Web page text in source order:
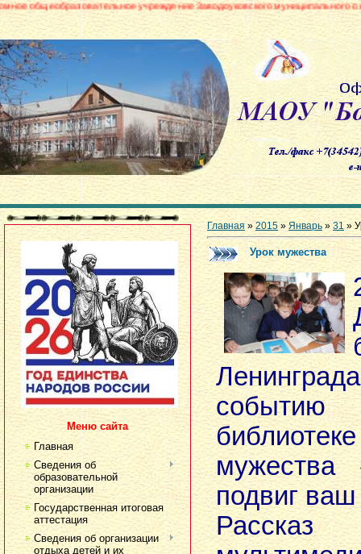
учреждение Заводоуковского муниципального округа
Меню сайта
Главная
Сведения об
образовательной
организации
Государственная итоговая
аттестация
Сведения об организации
отдыха детей и их
Главная »2015 » Январь » 31 »
Урок мужества
подвиг
Рассказ